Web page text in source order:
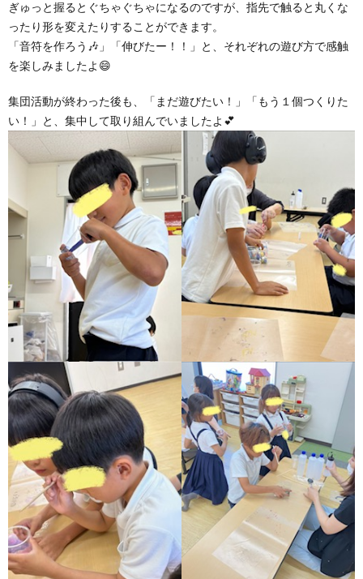
ぎゅっと握るとぐちゃぐちゃになるのですが、指先で触ると丸くな
ったり形を変えたりすることができます。
「音符を作ろう🎶」「伸びたー！！」と、それぞれの遊び方で感触
を楽しみましたよ😄
集団活動が終わった後も、「まだ遊びたい！」「もう１個つくりた
い！」と、集中して取り組んでいましたよ💕